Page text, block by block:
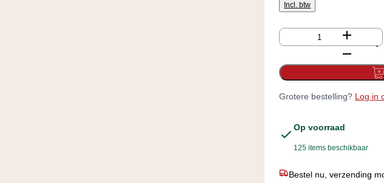
Incl. btw
Aantal
Grotere bestelling? Log in
Op voorraad
125 items beschikbaar
Bestel nu, verzending